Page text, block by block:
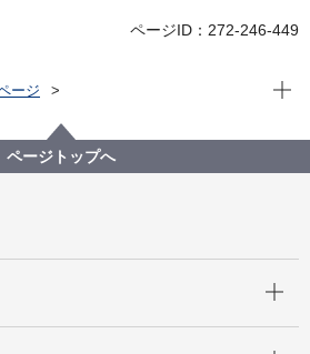
ページID：272-246-449
ージ
健康福祉局
定している特別養護老人ホームに申込
現在
ページトップへ